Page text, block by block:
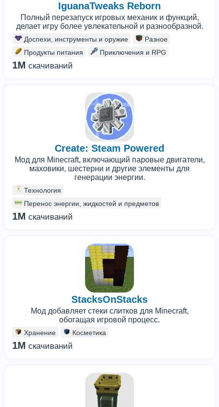
IguanaTweaks Reborn
Полный перезапуск игровых механик и функций,
делает игру более увлекательной и разнообразной.
Доспехи, инструменты и оружие
Разное
Продукты питания
Приключения и RPG
1M скачиваний
Create: Steam Powered
Мод для Minecraft, включающий паровые двигатели,
маховики, шестерни и другие элементы для
генерации энергии.
Технология
Перенос энергии, жидкостей и предметов
1M скачиваний
StacksOnStacks
Мод добавляет стеки слитков для Minecraft,
обогащая игровой процесс.
Хранение Косметика
1M скачиваний